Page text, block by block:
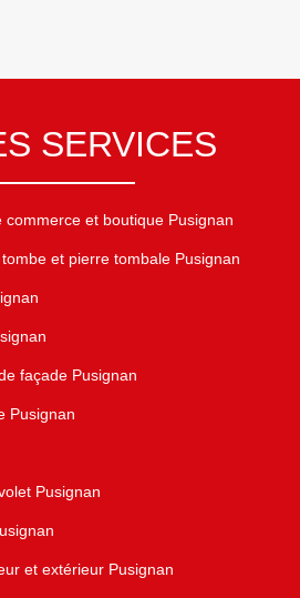
SERVICES
et boutique Pusignan
et pierre tombale Pusignan
façade Pusignan
Pusignan
Pusignan
et extérieur Pusignan